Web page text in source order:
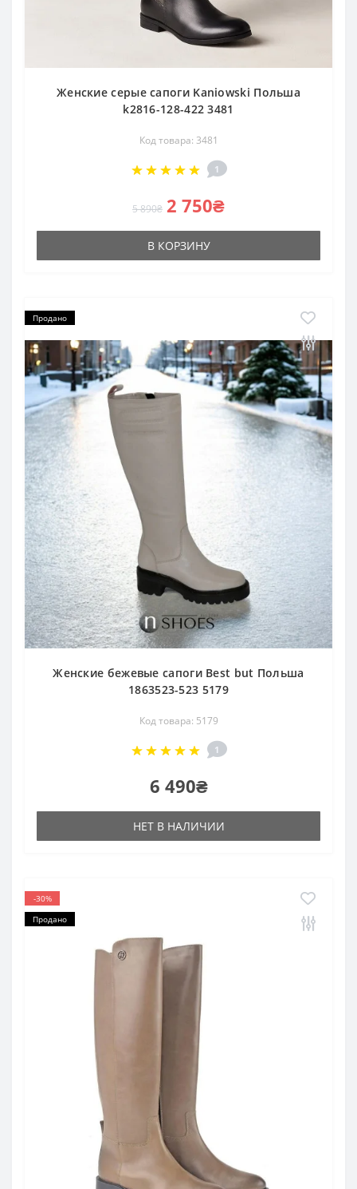
Женские серые сапоги Kaniowski Польша
k2816-128-422 3481
Код товара: 3481
1
5 890₴ 2 750₴
В КОРЗИНУ
Продано
Женские бежевые сапоги Best but Польша
1863523-523 5179
Код товара: 5179
1
6 490₴
НЕТ В НАЛИЧИИ
-30%
Продано